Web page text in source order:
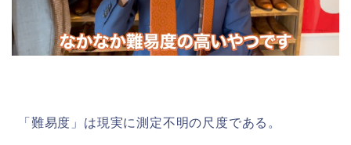
「難易度」は現実に測定不明の尺度である。